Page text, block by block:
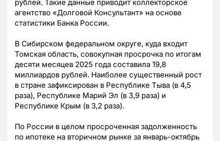
рублей. Такие данные приводит коллекторское
агентство «Долговой Консультант» на основе
статистики Банка России.
В Сибирском федеральном округе, куда входит
Томская область, совокупная просрочка по итогам
десяти месяцев 2025 года составила 19,8
миллиардов рублей. Наиболее существенный рост
в стране зафиксирован в Республике Тыва (в 4,5
раза), Республике Марий Эл (в 3,9 раза) и
Республике Крым (в 3,2 раза).
По России в целом просроченная задолженность
по ипотеке на вторичном рынке за январь-октябрь